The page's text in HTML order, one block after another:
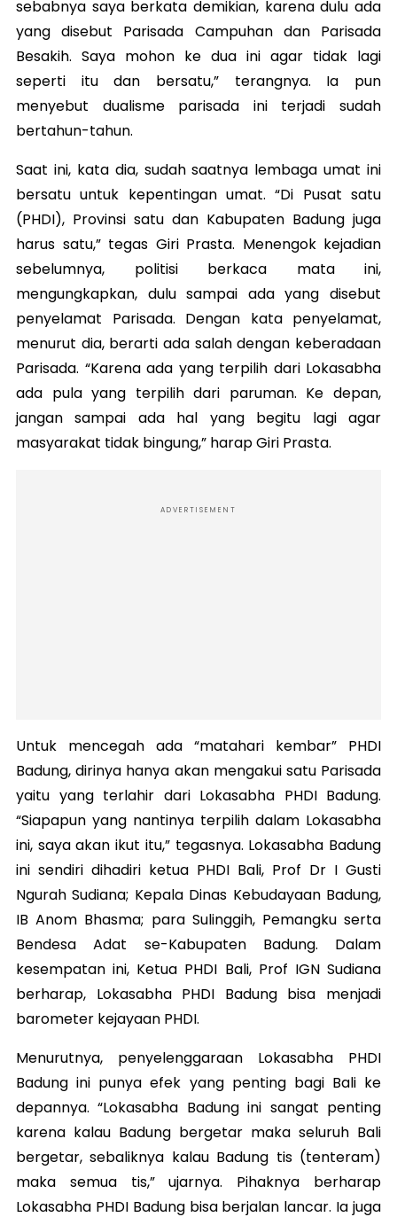
sebabnya saya berkata demikian, karena dulu ada
yang disebut Parisada Campuhan dan Parisada
Besakih. Saya mohon ke dua ini agar tidak lagi
seperti itu dan bersatu,” terangnya. Ia pun
menyebut dualisme parisada ini terjadi sudah
bertahun-tahun.
Saat ini, kata dia, sudah saatnya lembaga umat ini
bersatu untuk kepentingan umat. “Di Pusat satu
(PHDI), Provinsi satu dan Kabupaten Badung juga
harus satu,” tegas Giri Prasta. Menengok kejadian
sebelumnya, politisi berkaca mata ini,
mengungkapkan, dulu sampai ada yang disebut
penyelamat Parisada. Dengan kata penyelamat,
menurut dia, berarti ada salah dengan keberadaan
Parisada. “Karena ada yang terpilih dari Lokasabha
ada pula yang terpilih dari paruman. Ke depan,
jangan sampai ada hal yang begitu lagi agar
masyarakat tidak bingung,” harap Giri Prasta.
ADVERTISEMENT
Untuk mencegah ada “matahari kembar” PHDI
Badung, dirinya hanya akan mengakui satu Parisada
yaitu yang terlahir dari Lokasabha PHDI Badung.
“Siapapun yang nantinya terpilih dalam Lokasabha
ini, saya akan ikut itu,” tegasnya. Lokasabha Badung
ini sendiri dihadiri ketua PHDI Bali, Prof Dr I Gusti
Ngurah Sudiana; Kepala Dinas Kebudayaan Badung,
IB Anom Bhasma; para Sulinggih, Pemangku serta
Bendesa Adat se-Kabupaten Badung. Dalam
kesempatan ini, Ketua PHDI Bali, Prof IGN Sudiana
berharap, Lokasabha PHDI Badung bisa menjadi
barometer kejayaan PHDI.
Menurutnya, penyelenggaraan Lokasabha PHDI
Badung ini punya efek yang penting bagi Bali ke
depannya. “Lokasabha Badung ini sangat penting
karena kalau Badung bergetar maka seluruh Bali
bergetar, sebaliknya kalau Badung tis (tenteram)
maka semua tis,” ujarnya. Pihaknya berharap
Lokasabha PHDI Badung bisa berjalan lancar. Ia juga